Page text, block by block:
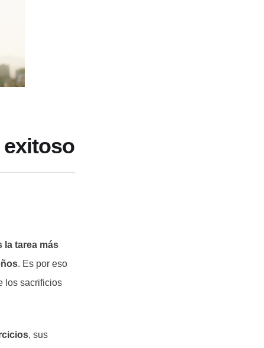
exitoso
la tarea más
. Es por eso
los sacrificios
, sus